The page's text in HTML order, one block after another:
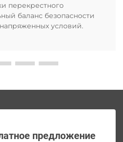
перекрестного
баланс безопасности
условий.
предложение